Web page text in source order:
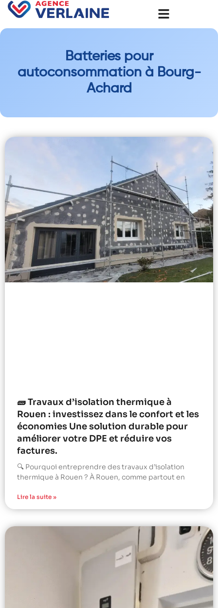
Batteries pour
autoconsommation à Bourg-
Achard
🧱 Travaux d’isolation thermique à
Rouen : investissez dans le confort et les
économies Une solution durable pour
améliorer votre DPE et réduire vos
factures.
🔍 Pourquoi entreprendre des travaux d’isolation
thermique à Rouen ? À Rouen, comme partout en
Lire la suite »